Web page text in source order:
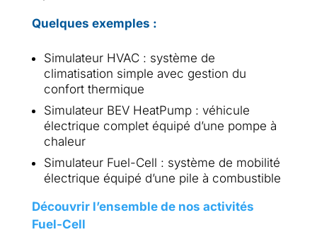
Quelques exemples :
Simulateur HVAC : système de
climatisation simple avec gestion du
confort thermique
Simulateur BEV HeatPump : véhicule
électrique complet équipé d’une pompe à
chaleur
Simulateur Fuel-Cell : système de mobilité
électrique équipé d’une pile à combustible
Découvrir l’ensemble de nos activités
Fuel-Cell